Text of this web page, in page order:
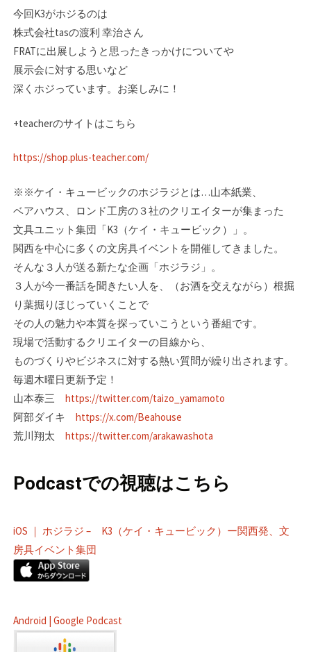
今回K3がホジるのは
株式会社tasの渡利 幸治さん
FRATに出展しようと思ったきっかけについてや
展示会に対する思いなど
深くホジっています。お楽しみに！
+teacherのサイトはこちら
https://shop.plus-teacher.com/
※※ケイ・キュービックのホジラジとは…山本紙業、
ベアハウス、ロンド工房の３社のク­リエイターが集まった
文具ユニット集団「K3（ケイ・キュービック）」。
関西を中心に­多くの文房具イベントを開催してきました。
そんな３人が送る新たな企画「ホジラジ」。­
３人が今一番話を聞きたい人を、（お酒を交えながら）根掘
り葉掘りほじっていくことで
その人の魅力や本質を探っていこうという番組です。
現場で活動するクリエイターの目線­から、
ものづくりやビジネスに対する熱い質問が繰り出されます。
毎週木曜日更新予定！
山本泰三 https://twitter.com/taizo_yamamoto
阿部ダイキ https://x.com/Beahouse
荒川翔太 https://twitter.com/arakawashota
Podcastでの視聴はこちら
iOS ｜ ホジラジ – K3（ケイ・キュービック）ー関西発、文
房具イベント集団
Android | Google Podcast